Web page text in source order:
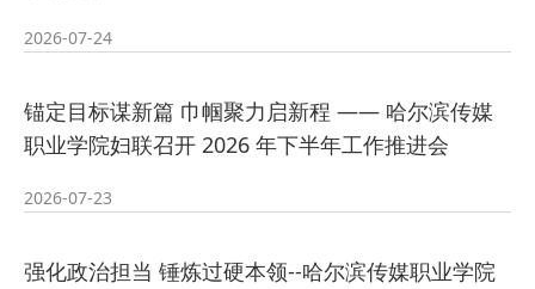
2026-07-24
锚定目标谋新篇 巾帼聚力启新程 —— 哈尔滨传媒
职业学院妇联召开 2026 年下半年工作推进会
2026-07-23
强化政治担当 锤炼过硬本领--哈尔滨传媒职业学院